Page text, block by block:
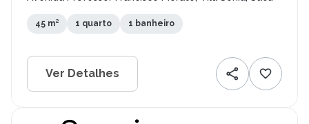
45 m² 1 quarto 1 banheiro
Ver Detalhes